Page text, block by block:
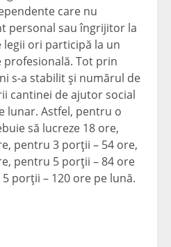
care nu
personal sau îngrijitor la
ori participă la un
Tot prin
s-a stabilit şi numărul de
cantinei de ajutor social
lunar. Astfel, pentru o
să lucreze 18 ore,
pentru 3 porţii – 54 ore,
pentru 5 porţii – 84 ore
porţii – 120 ore pe lună.